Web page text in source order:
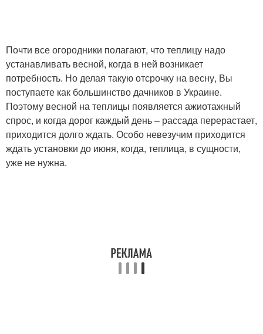
Почти все огородники полагают, что теплицу надо
устанавливать весной, когда в ней возникает
потребность. Но делая такую отсрочку на весну, Вы
поступаете как большинство дачников в Украине.
Поэтому весной на теплицы появляется ажиотажный
спрос, и когда дорог каждый день – рассада перерастает,
приходится долго ждать. Особо невезучим приходится
ждать установки до июня, когда, теплица, в сущности,
уже не нужна.